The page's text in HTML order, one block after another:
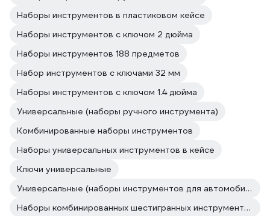
Наборы инструментов в пластиковом кейсе
Наборы инструментов с ключом 2 дюйма
Наборы инструментов 188 предметов
Набор инструментов с ключами 32 мм
Наборы инструментов с ключом 1.4 дюйма
Универсальные (наборы ручного инструмента)
Комбинированные наборы инструментов
Наборы универсальных инструментов в кейсе
Ключи универсальные
Универсальные (наборы инструментов для автомобиля в чемодане)
Наборы комбинированных шестигранных инструментов